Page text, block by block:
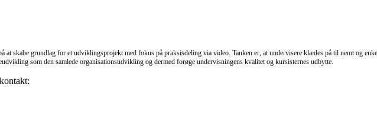
skabe grundlag for et udviklingsprojekt med fokus på praksisdeling via video. Tanken er, at undervisere klædes på til nemt og
som den samlede organisationsudvikling og dermed forøge undervisningens kvalitet og kursisternes udbytte.